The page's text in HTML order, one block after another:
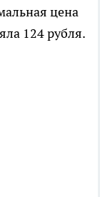
цена
124 рубля.